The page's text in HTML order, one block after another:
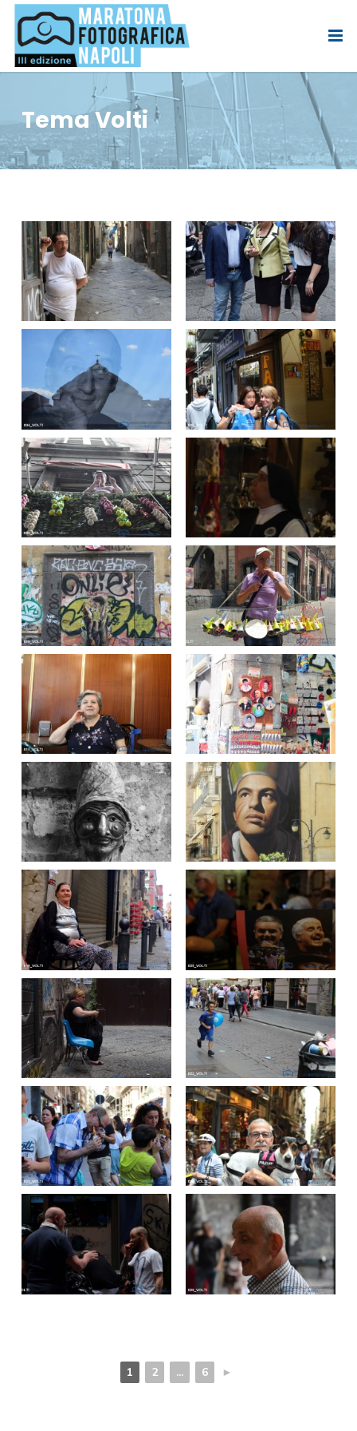
Tema Volti
1 2 ... 6 ►